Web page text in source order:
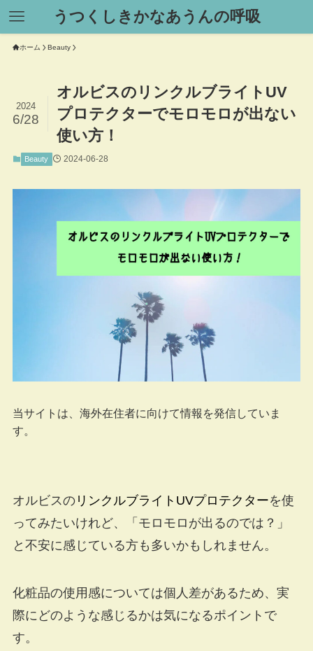
うつくしきかなあうんの呼吸
ホーム Beauty
オルビスのリンクルブライトUV
プロテクターでモロモロが出ない
使い方！
2024
6/28
Beauty 2024-06-28
当サイトは、海外在住者に向けて情報を発信していま
す。
オルビスのリンクルブライトUVプロテクターを使
ってみたいけれど、「モロモロが出るのでは？」
と不安に感じている方も多いかもしれません。
化粧品の使用感については個人差があるため、実
際にどのような感じるかは気になるポイントで
す。